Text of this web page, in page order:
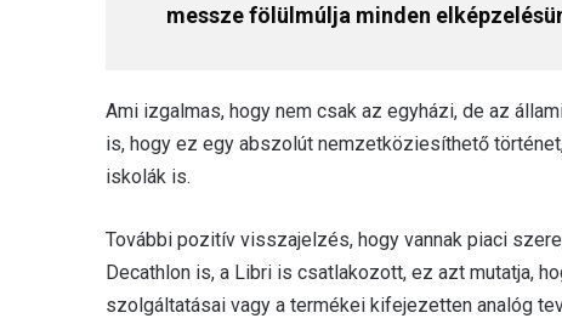
messze fölülmúlja minden
Ami izgalmas, hogy nem csak az egyházi, de az
is, hogy ez egy abszolút nemzetköziesíthető
iskolák is.
További pozitív visszajelzés, hogy vannak piaci
Decathlon is, a Libri is csatlakozott, ez azt mutatja,
szolgáltatásai vagy a termékei kifejezetten analóg